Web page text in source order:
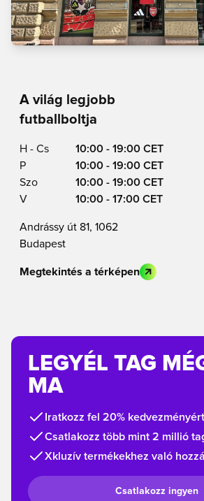
A világ legjobb
futballboltja
H - Cs
10:00 - 19:00 CET
P
10:00 - 19:00 CET
Szo
10:00 - 19:00 CET
V
10:00 - 17:00 CET
Andrássy út 81, 1062
Budapest
Megtekintés a térképen
LEGYÉL TAG
MA
Iratkozz fel 20% kedvezményért
Csatlakozz több mint 2 millió
Xkluzív termékekhez való
Csatlakozz ingyen